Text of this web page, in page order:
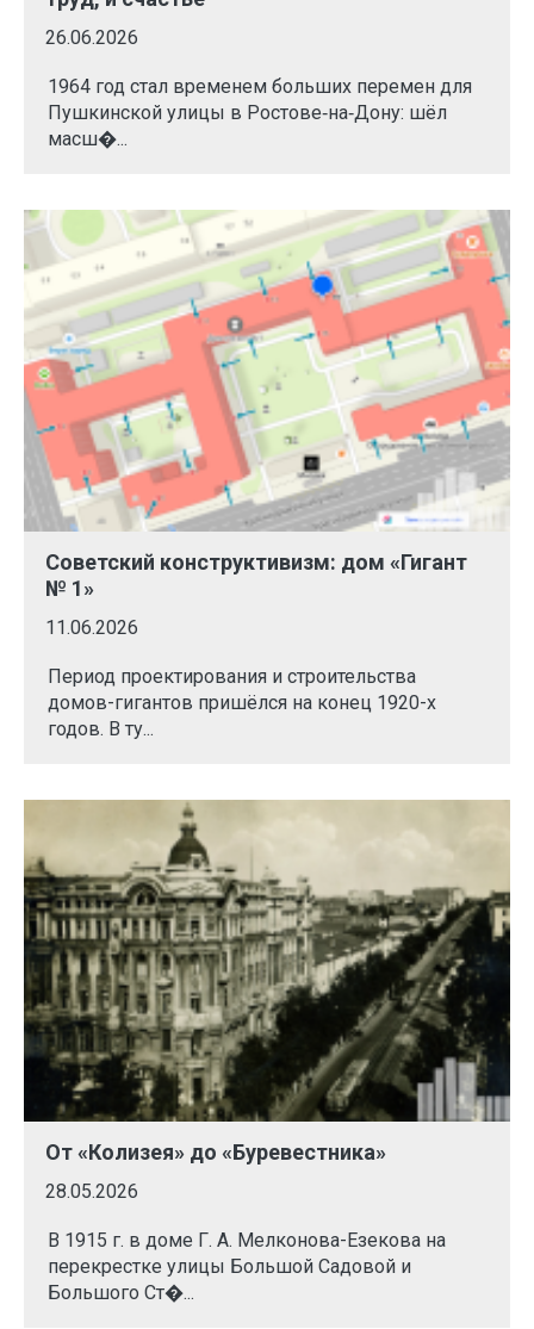
26.06.2026
1964 год стал временем больших перемен для
Пушкинской улицы в Ростове‑на‑Дону: шёл
масш�...
Советский конструктивизм: дом «Гигант
№ 1»
11.06.2026
Период проектирования и строительства
домов-гигантов пришёлся на конец 1920-х
годов. В ту...
От «Колизея» до «Буревестника»
28.05.2026
В 1915 г. в доме Г. А. Мелконова-Езекова на
перекрестке улицы Большой Садовой и
Большого Ст�...